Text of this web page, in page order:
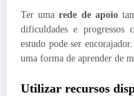
Ter umarede de apoio
dificuldades e progressos
estudo pode ser
uma forma de aprender de
Utilizar recursos